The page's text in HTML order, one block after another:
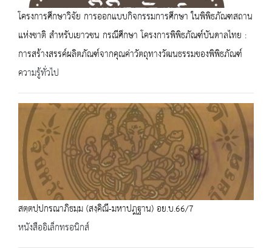
โครงการศึกษาวิจัย การออกแบบกิจกรรมการศึกษา ในพิพิธภัณฑสถาน
แห่งชาติ สำหรับเยาวชน กรณีศึกษา โครงการพิพิธภัณฑ์บันดาลไทย :
การสร้างสรรค์ผลิตภัณฑ์จากคุณค่าวัตถุทางวัฒนธรรมของพิพิธภัณฑ์
ความรู้ทั่วไป
สตฺตปฺปกรณาภิธมฺม (สงฺคิณี-มหาปฎฐาน) อย.บ.66/7
หนังสืออิเล็กทรอนิกส์